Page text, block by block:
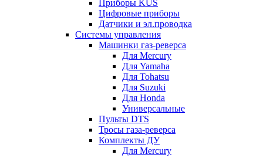
Приборы KUS
Цифровые приборы
Датчики и эл.проводка
Системы управления
Машинки газ-реверса
Для Mercury
Для Yamaha
Для Tohatsu
Для Suzuki
Для Honda
Универсальные
Пульты DTS
Тросы газа-реверса
Комплекты ДУ
Для Mercury